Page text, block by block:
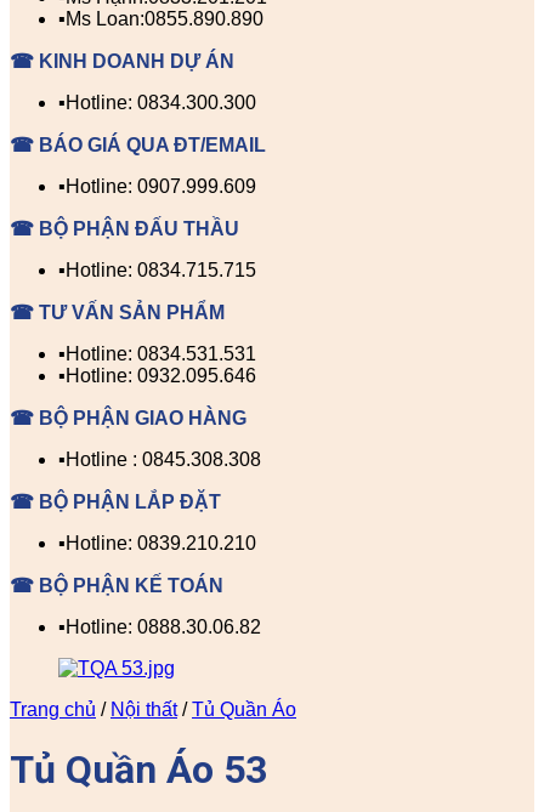
▪️Ms Loan:0855.890.890
☎ KINH DOANH DỰ ÁN
▪️Hotline: 0834.300.300
☎ BÁO GIÁ QUA ĐT/EMAIL
▪️Hotline: 0907.999.609
☎ BỘ PHẬN ĐẤU THẦU
▪️Hotline: 0834.715.715
☎ TƯ VẤN SẢN PHẨM
▪️Hotline: 0834.531.531
▪️Hotline: 0932.095.646
☎ BỘ PHẬN GIAO HÀNG
▪️Hotline : 0845.308.308
☎ BỘ PHẬN LẮP ĐẶT
▪️Hotline: 0839.210.210
☎ BỘ PHẬN KẾ TOÁN
▪️Hotline: 0888.30.06.82
Trang chủ / Nội thất / Tủ Quần Áo
Tủ Quần Áo 53